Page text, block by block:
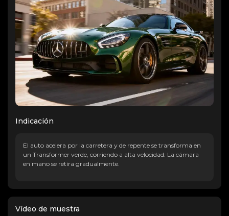
Indicación
El auto acelera por la carretera y de repente se transforma en
un Transformer verde, corriendo a alta velocidad. La cámara
en mano se retira gradualmente.
Vídeo de muestra